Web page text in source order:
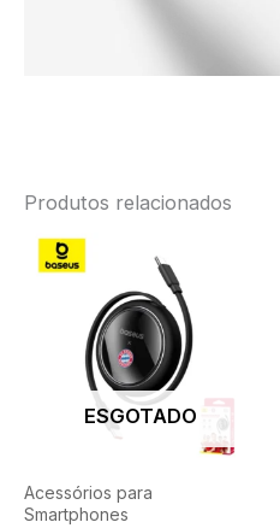
Produtos relacionados
ESGOTADO
Acessórios para
Smartphones